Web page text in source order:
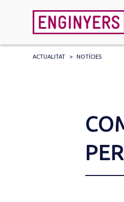
ACTUALITAT > NOTÍCIES